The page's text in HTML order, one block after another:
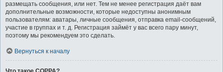
размещать сообщения, или нет. Тем не менее регистрация даёт вам
дополнительные возможности, которые недоступны анонимным
пользователям: аватары, личные сообщения, отправка email-сообщений,
участие в группах и т. д. Регистрация займёт у вас всего пару минут,
поэтому мы рекомендуем это сделать.
Вернуться к началу